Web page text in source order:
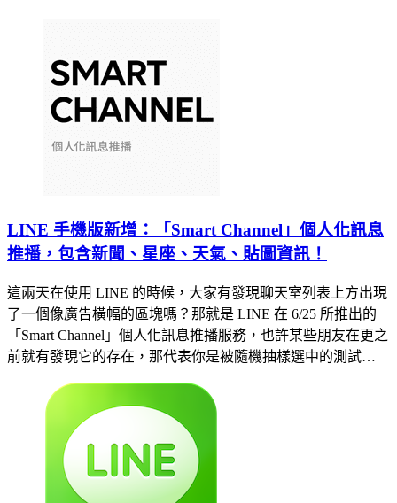
LINE 手機版新增：「Smart Channel」個人化訊息
推播，包含新聞、星座、天氣、貼圖資訊！
這兩天在使用 LINE 的時候，大家有發現聊天室列表上方出現
了一個像廣告橫幅的區塊嗎？那就是 LINE 在 6/25 所推出的
「Smart Channel」個人化訊息推播服務，也許某些朋友在更之
前就有發現它的存在，那代表你是被隨機抽樣選中的測試…